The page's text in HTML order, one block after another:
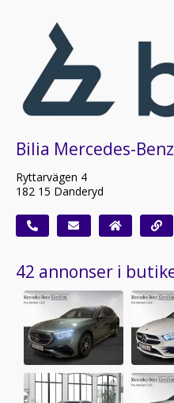
Bilia Mercedes-
Ryttarvägen 4
182 15 Danderyd
42 annonser i